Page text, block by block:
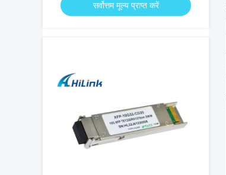
सर्वोत्तम मूल्य प्राप्त करें